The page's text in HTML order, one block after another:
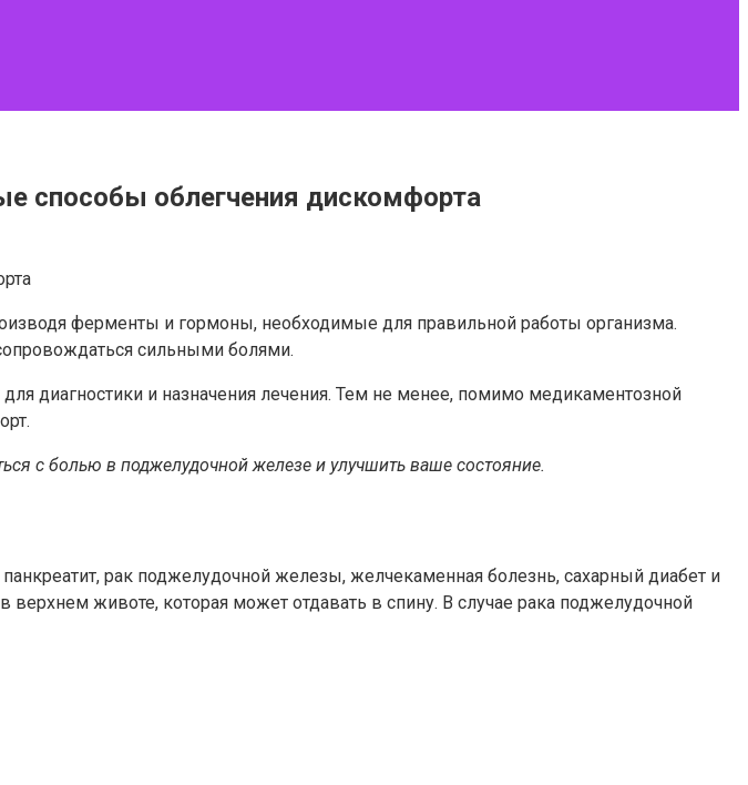
способы облегчения дискомфорта
ферменты и гормоны, необходимые для правильной работы организма.
сильными болями.
диагностики и назначения лечения. Тем не менее, помимо медикаментозной
с болью в поджелудочной железе и улучшить ваше состояние.
рак поджелудочной железы, желчекаменная болезнь, сахарный диабет и
животе, которая может отдавать в спину. В случае рака поджелудочной